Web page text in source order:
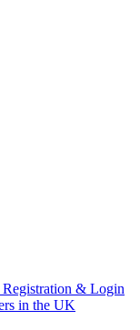
Registration & Login
in the UK